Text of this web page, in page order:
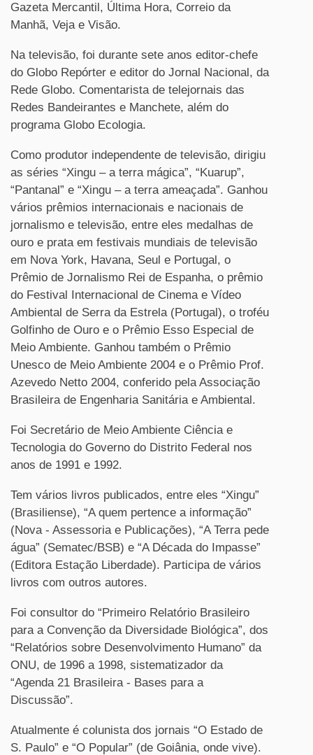
Gazeta Mercantil, Última Hora, Correio da
Manhã, Veja e Visão.
Na televisão, foi durante sete anos editor-chefe
do Globo Repórter e editor do Jornal Nacional, da
Rede Globo. Comentarista de telejornais das
Redes Bandeirantes e Manchete, além do
programa Globo Ecologia.
Como produtor independente de televisão, dirigiu
as séries “Xingu – a terra mágica”, “Kuarup”,
“Pantanal” e “Xingu – a terra ameaçada”. Ganhou
vários prêmios internacionais e nacionais de
jornalismo e televisão, entre eles medalhas de
ouro e prata em festivais mundiais de televisão
em Nova York, Havana, Seul e Portugal, o
Prêmio de Jornalismo Rei de Espanha, o prêmio
do Festival Internacional de Cinema e Vídeo
Ambiental de Serra da Estrela (Portugal), o troféu
Golfinho de Ouro e o Prêmio Esso Especial de
Meio Ambiente. Ganhou também o Prêmio
Unesco de Meio Ambiente 2004 e o Prêmio Prof.
Azevedo Netto 2004, conferido pela Associação
Brasileira de Engenharia Sanitária e Ambiental.
Foi Secretário de Meio Ambiente Ciência e
Tecnologia do Governo do Distrito Federal nos
anos de 1991 e 1992.
Tem vários livros publicados, entre eles “Xingu”
(Brasiliense), “A quem pertence a informação”
(Nova - Assessoria e Publicações), “A Terra pede
água” (Sematec/BSB) e “A Década do Impasse”
(Editora Estação Liberdade). Participa de vários
livros com outros autores.
Foi consultor do “Primeiro Relatório Brasileiro
para a Convenção da Diversidade Biológica”, dos
“Relatórios sobre Desenvolvimento Humano” da
ONU, de 1996 a 1998, sistematizador da
“Agenda 21 Brasileira - Bases para a
Discussão”.
Atualmente é colunista dos jornais “O Estado de
S. Paulo” e “O Popular” (de Goiânia, onde vive).